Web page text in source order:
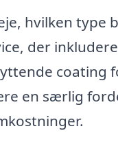
hvilken type
der
coating
en særlig